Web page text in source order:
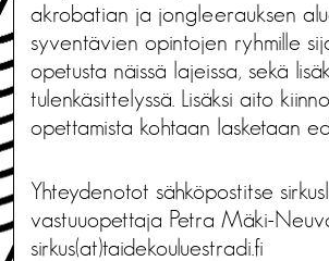
akrobatian ja jongleerauksen
syventävien opintojen ryhmille
opetusta näissä lajeissa, sekä
tulenkäsittelyssä. Lisäksi aito
opettamista kohtaan lasketaan
Yhteydenotot sähköpostitse
vastuuopettaja Petra Mäki-
sirkus(at)taidekouluestradi.fi